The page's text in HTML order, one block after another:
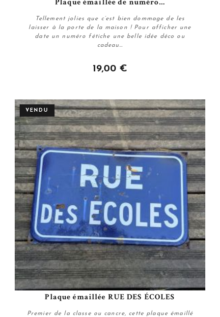
Tellement jolies que c’est bien dommage de les
laisser à la porte de la maison ! Pour afficher une
date un numéro fétiche une belle idée déco ou
cadeau…
19,00 €
VENDU
Plaque émaillée RUE DES ÉCOLES
Premier de la classe ou cancre, cette plaque émaillé